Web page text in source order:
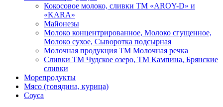
Кокосовое молоко, сливки ТМ «AROY-D» и
«KARA»
Майонезы
Молоко концентрированное, Молоко сгущенное,
Молоко сухое, Сыворотка подсырная
Молочная продукция ТМ Молочная речка
Сливки ТМ Чудское озеро, ТМ Кампина, Брянские
сливки
Морепродукты
Мясо (говядина, курица)
Соуса